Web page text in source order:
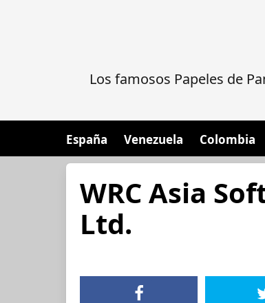
Los famosos Papeles de
España Venezuela Colombia
WRC Asia
Ltd.